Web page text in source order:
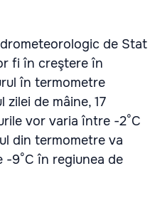
de Stat
fi în creştere în
în termometre
zilei de mâine, 17
vor varia între -2°C
din termometre va
-9°C în regiunea de